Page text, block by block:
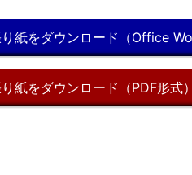
紙をダウンロード（Office
紙をダウンロード（PDF形式）